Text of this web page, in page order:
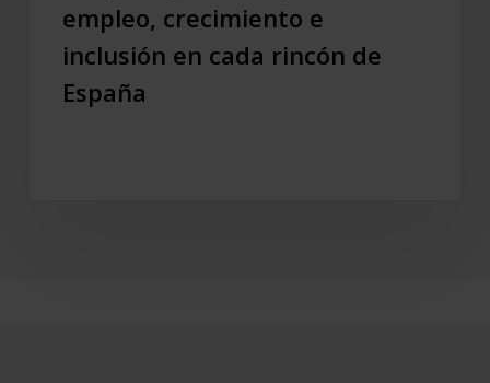
empleo, crecimiento e
inclusión en cada rincón de
España